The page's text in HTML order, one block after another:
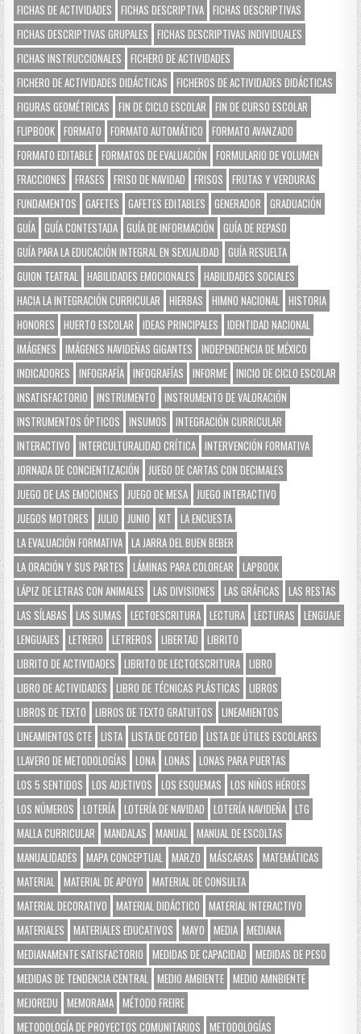
FICHAS DE ACTIVIDADES
FICHAS DESCRIPTIVA FICHAS DESCRIPTIVAS
FICHAS DESCRIPTIVAS GRUPALES
FICHAS DESCRIPTIVAS INDIVIDUALES
FICHAS INSTRUCCIONALES
FICHERO DE ACTIVIDADES
FICHERO DE ACTIVIDADES DIDÁCTICAS
FICHEROS DE ACTIVIDADES DIDÁCTICAS
FIGURAS GEOMÉTRICAS
FIN DE CICLO ESCOLAR
FIN DE CURSO ESCOLAR
FLIPBOOK FORMATO FORMATO AUTOMÁTICO
FORMATO AVANZADO
FORMATO EDITABLE FORMATOS DE EVALUACIÓN
FORMULARIO DE VOLUMEN
FRACCIONES
FRASES FRISO DE NAVIDAD FRISOS
FRUTAS Y VERDURAS
FUNDAMENTOS
GAFETES GAFETES EDITABLES GENERADOR
GRADUACIÓN
GUÍA GUÍA CONTESTADA GUÍA DE INFORMACIÓN
GUÍA DE REPASO
GUÍA PARA LA EDUCACIÓN INTEGRAL EN SEXUALIDAD
GUÍA RESUELTA
GUION TEATRAL
HABILIDADES EMOCIONALES
HABILIDADES SOCIALES
HACIA LA INTEGRACIÓN CURRICULAR
HIERBAS HIMNO NACIONAL
HISTORIA
HONORES
HUERTO ESCOLAR IDEAS PRINCIPALES
IDENTIDAD NACIONAL
IMÁGENES
IMÁGENES NAVIDEÑAS GIGANTES
INDEPENDENCIA DE MÉXICO
INDICADORES
INFOGRAFÍA INFOGRAFÍAS INFORME INICIO DE CICLO ESCOLAR
INSATISFACTORIO
INSTRUMENTO
INSTRUMENTO DE VALORACIÓN
INSTRUMENTOS ÓPTICOS
INSUMOS
INTEGRACIÓN CURRICULAR
INTERACTIVO
INTERCULTURALIDAD CRÍTICA INTERVENCIÓN FORMATIVA
JORNADA DE CONCIENTIZACIÓN
JUEGO DE CARTAS CON DECIMALES
JUEGO DE LAS EMOCIONES
JUEGO DE MESA JUEGO INTERACTIVO
JUEGOS MOTORES
JULIO JUNIO KIT
LA ENCUESTA
LA EVALUACIÓN FORMATIVA LA JARRA DEL BUEN BEBER
LA ORACIÓN Y SUS PARTES
LÁMINAS PARA COLOREAR
LAPBOOK
LÁPIZ DE LETRAS CON ANIMALES
LAS DIVISIONES LAS GRÁFICAS
LAS RESTAS
LAS SÍLABAS
LAS SUMAS LECTOESCRITURA LECTURA LECTURAS
LENGUAJE
LENGUAJES
LETRERO LETREROS LIBERTAD
LIBRITO
LIBRITO DE ACTIVIDADES
LIBRITO DE LECTOESCRITURA LIBRO
LIBRO DE ACTIVIDADES
LIBRO DE TÉCNICAS PLÁSTICAS
LIBROS
LIBROS DE TEXTO
LIBROS DE TEXTO GRATUITOS
LINEAMIENTOS
LINEAMIENTOS CTE LISTA LISTA DE COTEJO
LISTA DE ÚTILES ESCOLARES
LLAVERO DE METODOLOGÍAS
LONA LONAS
LONAS PARA PUERTAS
LOS 5 SENTIDOS
LOS ADJETIVOS LOS ESQUEMAS
LOS NIÑOS HÉROES
LOS NÚMEROS
LOTERÍA LOTERÍA DE NAVIDAD LOTERÍA NAVIDEÑA LTG
MALLA CURRICULAR
MANDALAS MANUAL
MANUAL DE ESCOLTAS
MANUALIDADES
MAPA CONCEPTUAL MARZO MÁSCARAS
MATEMÁTICAS
MATERIAL
MATERIAL DE APOYO
MATERIAL DE CONSULTA
MATERIAL DECORATIVO
MATERIAL DIDÁCTICO
MATERIAL INTERACTIVO
MATERIALES
MATERIALES EDUCATIVOS MAYO MEDIA MEDIANA
MEDIANAMENTE SATISFACTORIO
MEDIDAS DE CAPACIDAD
MEDIDAS DE PESO
MEDIDAS DE TENDENCIA CENTRAL
MEDIO AMBIENTE MEDIO AMNBIENTE
MEJOREDU
MEMORAMA MÉTODO FREIRE
METODOLOGÍA DE PROYECTOS COMUNITARIOS
METODOLOGÍAS